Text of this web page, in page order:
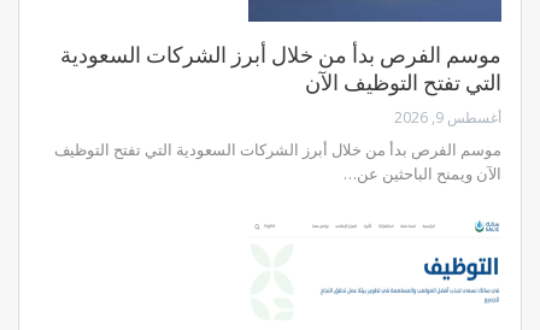
موسم الفرص بدأ من خلال أبرز الشركات السعودية
التي تفتح التوظيف الآن
أغسطس 9, 2026
موسم الفرص بدأ من خلال أبرز الشركات السعودية التي تفتح التوظيف
الآن ويمنح الباحثين عن…